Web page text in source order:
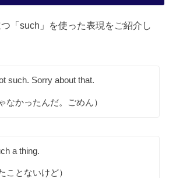
「such」を使った表現をご紹介し
such. Sorry about that.
なかったんだ。ごめん）
a thing.
ことないけど）